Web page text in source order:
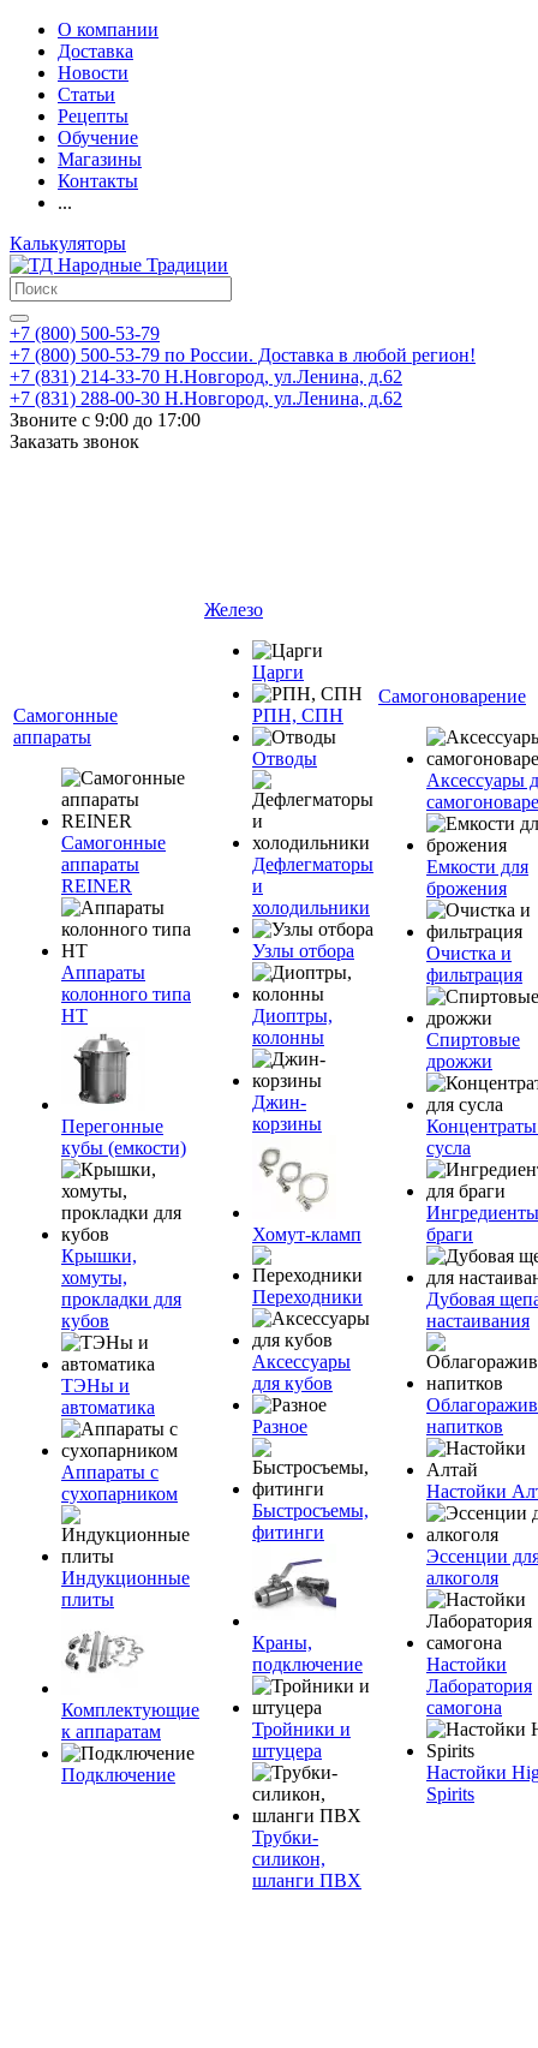
О компании
Доставка
Новости
Статьи
Рецепты
Обучение
Магазины
Контакты
...
Калькуляторы
+7 (800) 500-53-79
+7 (800) 500-53-79 по России. Доставка в любой регион!
+7 (831) 214-33-70 Н.Новгород, ул.Ленина, д.62
+7 (831) 288-00-30 Н.Новгород, ул.Ленина, д.62
Звоните с 9:00 до 17:00
Заказать звонок
Самогонные
аппараты
Самогонные
аппараты
REINER
Аппараты
колонного типа
НТ
Перегонные
кубы (емкости)
Крышки,
хомуты,
прокладки для
кубов
ТЭНы и
автоматика
Аппараты с
сухопарником
Индукционные
плиты
Комплектующие
к аппаратам
Подключение
Железо
Царги
РПН, СПН
Отводы
Дефлегматоры
и
холодильники
Узлы отбора
Диоптры,
колонны
Джин-
корзины
Хомут-кламп
Переходники
Аксессуары
для кубов
Разное
Быстросъемы,
фитинги
Краны,
подключение
Тройники и
штуцера
Трубки-
силикон,
шланги ПВХ
Самогоноварение
Аксессуары
Емкости для
брожения
Очистка и
фильтрация
Спиртовые
дрожжи
сусла
браги
Дубовая
настаивания
напитков
Настойки
Эссенции
алкоголя
Настойки
Лаборатория
самогона
Настойки
Spirits